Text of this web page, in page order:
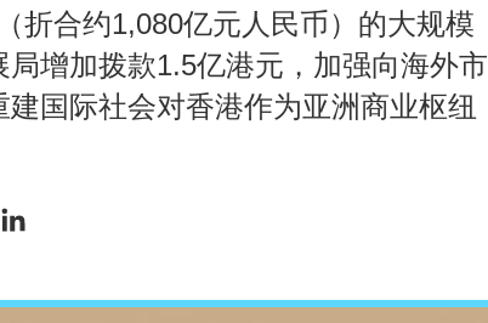
折合约1,080亿元人民币）的大规模
增加拨款1.5亿港元，加强向海外市
国际社会对香港作为亚洲商业枢纽